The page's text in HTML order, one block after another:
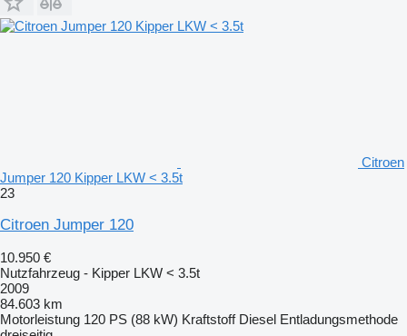
Citroen
Jumper 120 Kipper LKW < 3.5t
23
Citroen Jumper 120
10.950 €
Nutzfahrzeug - Kipper LKW < 3.5t
2009
84.603 km
Motorleistung 120 PS (88 kW) Kraftstoff Diesel Entladungsmethode